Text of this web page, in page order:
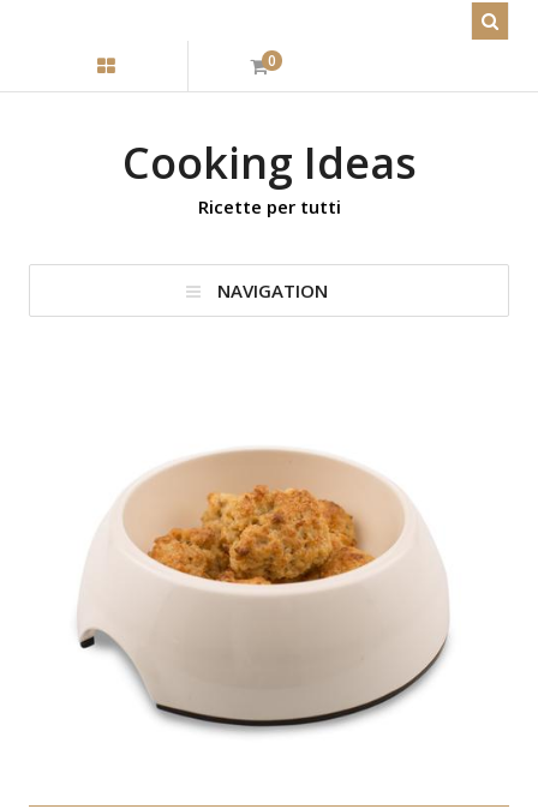
0
Cooking Ideas
Ricette per tutti
NAVIGATION